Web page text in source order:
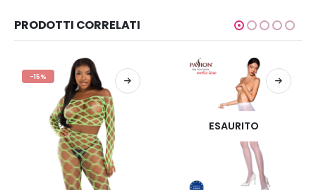
PRODOTTI CORRELATI
-15%
ESAURITO